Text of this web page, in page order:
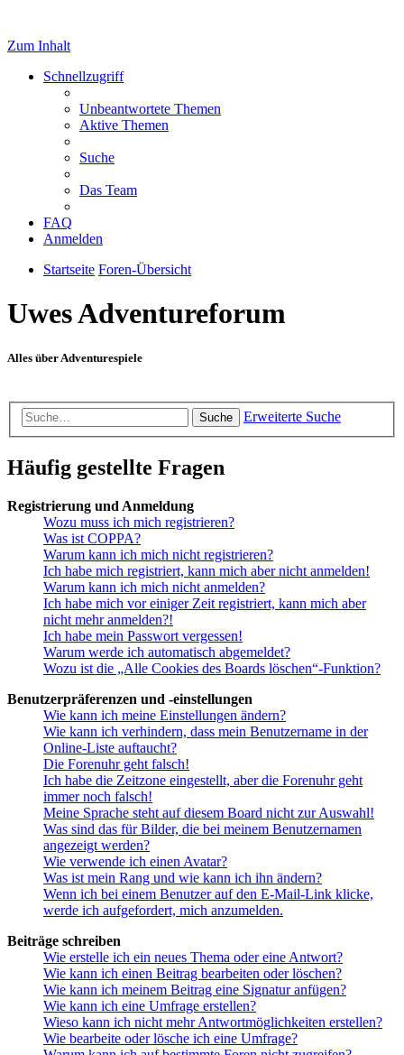
Zum Inhalt
Schnellzugriff
Unbeantwortete Themen
Aktive Themen
Suche
Das Team
FAQ
Anmelden
Startseite Foren-Übersicht
Uwes Adventureforum
Alles über Adventurespiele
Suche Erweiterte Suche
Häufig gestellte Fragen
Registrierung und Anmeldung
Wozu muss ich mich registrieren?
Was ist COPPA?
Warum kann ich mich nicht registrieren?
Ich habe mich registriert, kann mich aber nicht anmelden!
Warum kann ich mich nicht anmelden?
Ich habe mich vor einiger Zeit registriert, kann mich aber
nicht mehr anmelden?!
Ich habe mein Passwort vergessen!
Warum werde ich automatisch abgemeldet?
Wozu ist die „Alle Cookies des Boards löschen“-Funktion?
Benutzerpräferenzen und -einstellungen
Wie kann ich meine Einstellungen ändern?
Wie kann ich verhindern, dass mein Benutzername in der
Online-Liste auftaucht?
Die Forenuhr geht falsch!
Ich habe die Zeitzone eingestellt, aber die Forenuhr geht
immer noch falsch!
Meine Sprache steht auf diesem Board nicht zur Auswahl!
Was sind das für Bilder, die bei meinem Benutzernamen
angezeigt werden?
Wie verwende ich einen Avatar?
Was ist mein Rang und wie kann ich ihn ändern?
Wenn ich bei einem Benutzer auf den E-Mail-Link klicke,
werde ich aufgefordert, mich anzumelden.
Beiträge schreiben
Wie erstelle ich ein neues Thema oder eine Antwort?
Wie kann ich einen Beitrag bearbeiten oder löschen?
Wie kann ich meinem Beitrag eine Signatur anfügen?
Wie kann ich eine Umfrage erstellen?
Wieso kann ich nicht mehr Antwortmöglichkeiten erstellen?
Wie bearbeite oder lösche ich eine Umfrage?